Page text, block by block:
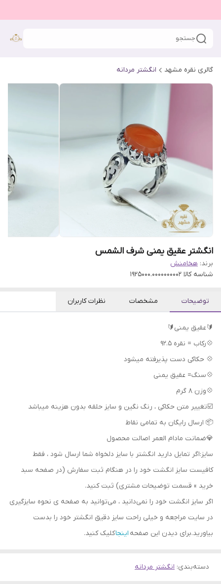
جستجو
گالری نقره مشهد انگشتر مردانه
انگشتر عقیق یمنی شرف الشمس
برند: هخامنش
شناسه کالا 1925000.0000000002
توضیحات مشخصات نظرات کاربران
🔰عقیق یمنی🔰
💠رکاب = نقره 92.5
💠 حکاکی دست پذیرفته میشود
💠سنگ= عقیق یمنی
💠وزن 8 گرم
📦 ارسال رایگان به تمامی نقاط
💎ضمانت مادام العمر اصالت محصول
سایز:اگر تمایل دارید انگشتر با سایز دلخواه شما ارسال شود ، فقط
کافیست سایز انگشت خود را در هنگام ثبت سفارش (در صفحه سبد
خرید » قسمت توضیحات مشتری) ثبت کنید.
اگر سایز انگشت خود را نمی‌دانید ، می‌توانید به صفحه ی نحوه سایزگیری
در سایت مراجعه و خیلی راحت سایز دقیق انگشتر خود را بدست
بیاورید.برای دیدن این صفحه اینجاکلیک کنید.
دسته‌بندی: انگشتر مردانه